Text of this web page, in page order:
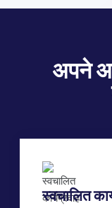
अपने
स्वचालित